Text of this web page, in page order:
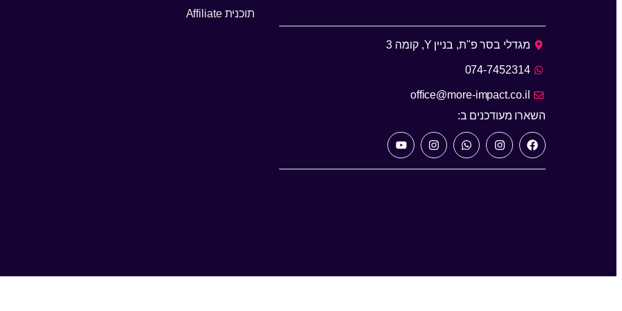
מגדלי בסר פ"ת, בניין Y, קומה 3
074-7452314
office@more-impact.co.il
השארו מעודכנים ב:
תוכנית Affiliate